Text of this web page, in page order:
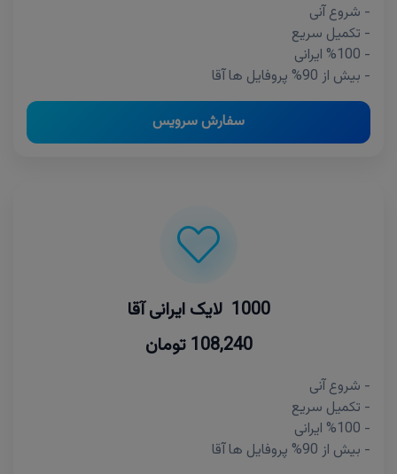
- شروع آنی
- تکمیل سریع
- %100 ایرانی
- بیش از 90% پروفایل ها آقا
سفارش سرویس
1000 لایک ایرانی آقا
108,240 تومان
- شروع آنی
- تکمیل سریع
- %100 ایرانی
- بیش از 90% پروفایل ها آقا